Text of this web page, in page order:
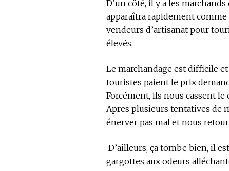
D’un côté, il y a les
apparaîtra rapidement comme
vendeurs d’artisanat pour
élevés.
Le marchandage est difficile
touristes paient le prix
Forcément, ils nous cassent le
Apres plusieurs tentatives de
énerver pas mal et nous
D’ailleurs, ça tombe bien, il
gargottes aux odeurs